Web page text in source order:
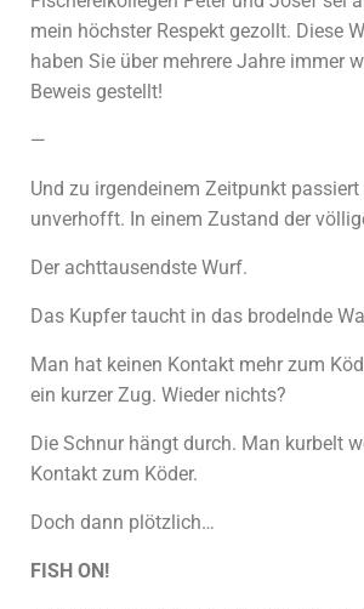
mein höchster Respekt gezollt. Diese
haben Sie über mehrere Jahre immer
Beweis gestellt!
—
Und zu irgendeinem Zeitpunkt
unverhofft. In einem Zustand der
Der achttausendste Wurf.
Das Kupfer taucht in das brodelnde
Man hat keinen Kontakt mehr zum
ein kurzer Zug. Wieder nichts?
Die Schnur hängt durch. Man kurbelt
Kontakt zum Köder.
Doch dann plötzlich…
FISH ON!